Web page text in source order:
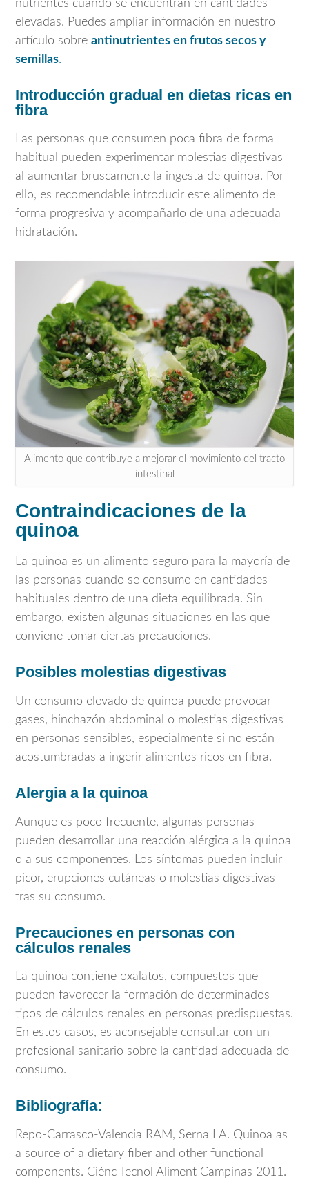
nutrientes cuando se encuentran en cantidades
elevadas. Puedes ampliar información en nuestro
artículo sobre antinutrientes en frutos secos y
semillas.
Introducción gradual en dietas ricas en
fibra
Las personas que consumen poca fibra de forma
habitual pueden experimentar molestias digestivas
al aumentar bruscamente la ingesta de quinoa. Por
ello, es recomendable introducir este alimento de
forma progresiva y acompañarlo de una adecuada
hidratación.
Alimento que contribuye a mejorar el movimiento del tracto
intestinal
Contraindicaciones de la
quinoa
La quinoa es un alimento seguro para la mayoría de
las personas cuando se consume en cantidades
habituales dentro de una dieta equilibrada. Sin
embargo, existen algunas situaciones en las que
conviene tomar ciertas precauciones.
Posibles molestias digestivas
Un consumo elevado de quinoa puede provocar
gases, hinchazón abdominal o molestias digestivas
en personas sensibles, especialmente si no están
acostumbradas a ingerir alimentos ricos en fibra.
Alergia a la quinoa
Aunque es poco frecuente, algunas personas
pueden desarrollar una reacción alérgica a la quinoa
o a sus componentes. Los síntomas pueden incluir
picor, erupciones cutáneas o molestias digestivas
tras su consumo.
Precauciones en personas con
cálculos renales
La quinoa contiene oxalatos, compuestos que
pueden favorecer la formación de determinados
tipos de cálculos renales en personas predispuestas.
En estos casos, es aconsejable consultar con un
profesional sanitario sobre la cantidad adecuada de
consumo.
Bibliografía:
Repo-Carrasco-Valencia RAM, Serna LA. Quinoa as
a source of a dietary fiber and other functional
components. Ciénc Tecnol Aliment Campinas 2011.